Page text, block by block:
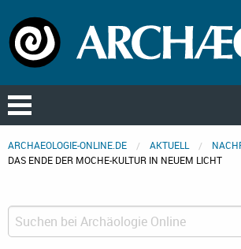
ARCHAEOLOGIE-ONLINE.DE AKTUELL
DAS ENDE DER MOCHE-KULTUR IN NEUEM LICHT